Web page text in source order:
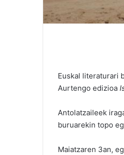
Euskal literaturari
Aurtengo edizioa
Antolatzaileek
buruarekin topo
Maiatzaren 3an,